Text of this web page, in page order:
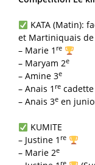
KATA (Matin):
et Martiniquais
– Marie 1 re
– Maryam 2e
– Amine 3e
– Anais 1 re cadette
– Anais 3e en
KUMITE
– Justine 1 re
– Marie 2e
re